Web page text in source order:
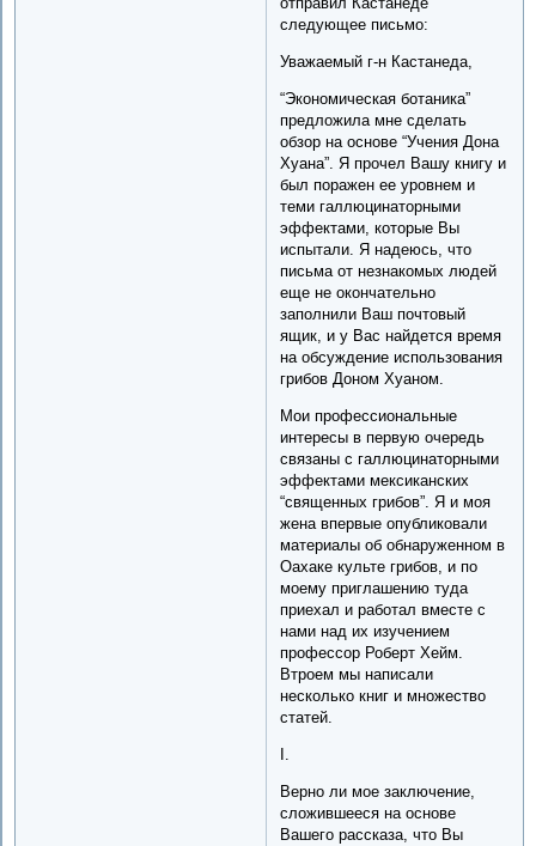
следующее письмо:
Уважаемый г-н Кастанеда,
“Экономическая ботаника”
предложила мне сделать
обзор на основе “Учения Дона
Хуана”. Я прочел Вашу книгу и
был поражен ее уровнем и
теми галлюцинаторными
эффектами, которые Вы
испытали. Я надеюсь, что
письма от незнакомых людей
еще не окончательно
заполнили Ваш почтовый
ящик, и у Вас найдется время
на обсуждение использования
грибов Доном Хуаном.
Мои профессиональные
интересы в первую очередь
связаны с галлюцинаторными
эффектами мексиканских
“священных грибов”. Я и моя
жена впервые опубликовали
материалы об обнаруженном в
Оахаке культе грибов, и по
моему приглашению туда
приехал и работал вместе с
нами над их изучением
профессор Роберт Хейм.
Втроем мы написали
несколько книг и множество
статей.
I.
Верно ли мое заключение,
сложившееся на основе
Вашего рассказа, что Вы